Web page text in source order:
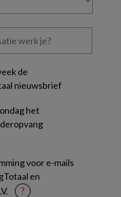
de
nieuwsbrief
het
voor e-mails
en
?